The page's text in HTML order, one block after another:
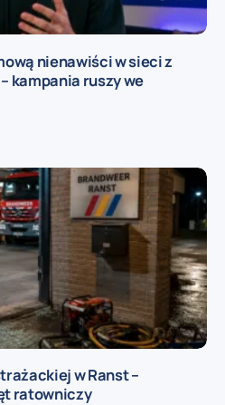
nienawiści w sieci z
kampania ruszy we
w Ranst –
ratowniczy